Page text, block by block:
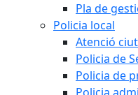
Pla de
Policia local
Atenció
Policia de
Policia de